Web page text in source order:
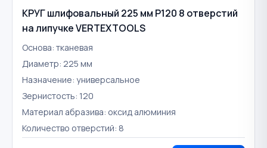
КРУГ шлифовальный 225 мм Р120 8 отверстий
на липучке VERTEXTOOLS
Основа: тканевая
Диаметр: 225 мм
Назначение: универсальное
Зернистость: 120
Материал абразива: оксид алюминия
Количество отверстий: 8